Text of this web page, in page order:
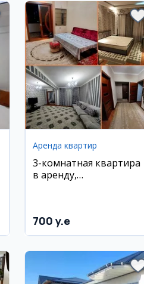
Аренда квартир
3-комнатная квартира
в аренду,
700 y.e